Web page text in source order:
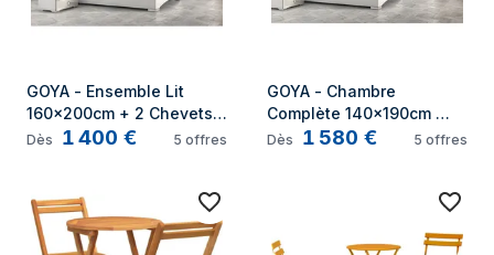
GOYA - Ensemble Lit
160x200cm + 2 Chevets
+ Armoire
Dès 1 400 € 5 offres
GOYA - Chambre
Complète 140x190cm
avec Commode
Dès 1 580 € 5 offres